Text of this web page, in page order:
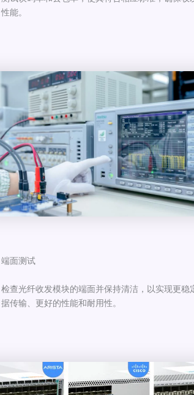
性能。
端面测试
检查光纤收发模块的端面并保持清洁，以实现更稳
据传输、更好的性能和耐用性。